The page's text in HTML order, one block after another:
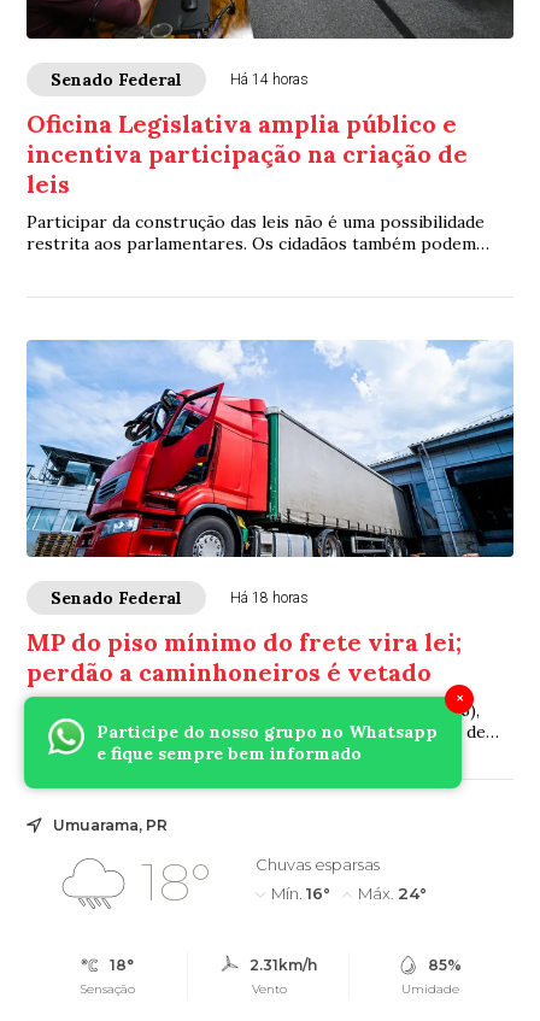
×
Participe do nosso grupo no Whatsapp
e fique sempre bem informado
Senado Federal Há 14 horas
Oficina Legislativa amplia público e
incentiva participação na criação de
leis
Participar da construção das leis não é uma possibilidade
restrita aos parlamentares. Os cidadãos também podem
Senado Federal Há 18 horas
MP do piso mínimo do frete vira lei;
perdão a caminhoneiros é vetado
A Presidência da República sancionou na quarta-feira (5),
com vetos, a lei que busca assegurar que contratantes de
caminhoneiros autônomos respeite...
Umuarama, PR
18°
Chuvas esparsas
Mín. 16° Máx. 24°
18°
Sensação
2.31km/h
Vento
85%
Umidade